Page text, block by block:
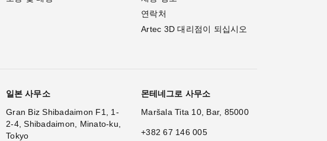
연락처
Artec 3D 대리점이 되십시오
일본 사무소
Gran Biz Shibadaimon F1, 1-
2-4, Shibadaimon, Minato-ku,
Tokyo
몬테네그로 사무소
Maršala Tita 10, Bar, 85000
+382 67 146 005